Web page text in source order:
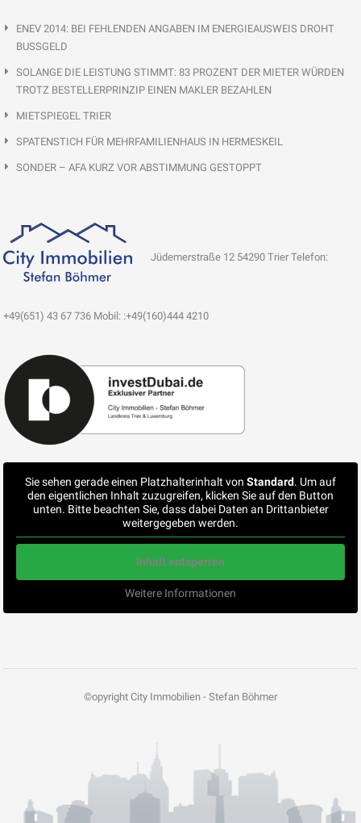
ENEV 2014: BEI FEHLENDEN ANGABEN IM ENERGIEAUSWEIS DROHT
BUSSGELD
SOLANGE DIE LEISTUNG STIMMT: 83 PROZENT DER MIETER WÜRDEN
TROTZ BESTELLERPRINZIP EINEN MAKLER BEZAHLEN
MIETSPIEGEL TRIER
SPATENSTICH FÜR MEHRFAMILIENHAUS IN HERMESKEIL
SONDER – AFA KURZ VOR ABSTIMMUNG GESTOPPT
Jüdemerstraße 12 54290 Trier Telefon:
+49(651) 43 67 736 Mobil: :+49(160)444 4210
Sie sehen gerade einen Platzhalterinhalt von Standard. Um auf
den eigentlichen Inhalt zuzugreifen, klicken Sie auf den Button
unten. Bitte beachten Sie, dass dabei Daten an Drittanbieter
weitergegeben werden.
Inhalt entsperren
Weitere Informationen
©opyright City Immobilien - Stefan Böhmer